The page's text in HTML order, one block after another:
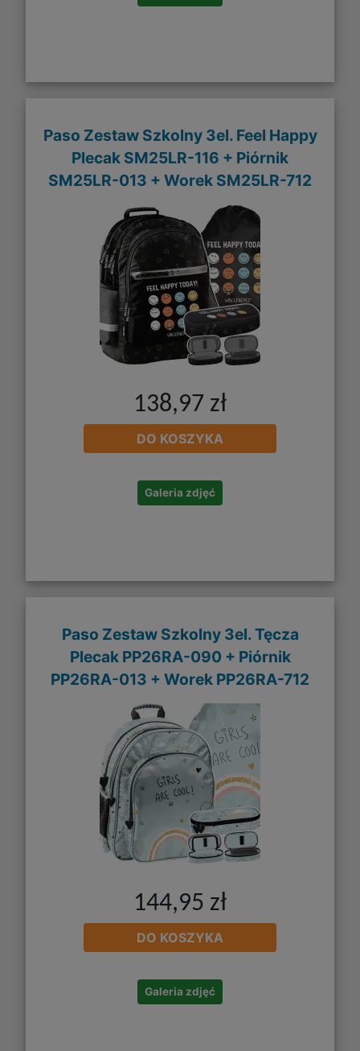
Paso Zestaw Szkolny 3el. Feel Happy
Plecak SM25LR-116 + Piórnik
SM25LR-013 + Worek SM25LR-712
138,97 zł
DO KOSZYKA
Galeria zdjęć
Paso Zestaw Szkolny 3el. Tęcza
Plecak PP26RA-090 + Piórnik
PP26RA-013 + Worek PP26RA-712
144,95 zł
DO KOSZYKA
Galeria zdjęć